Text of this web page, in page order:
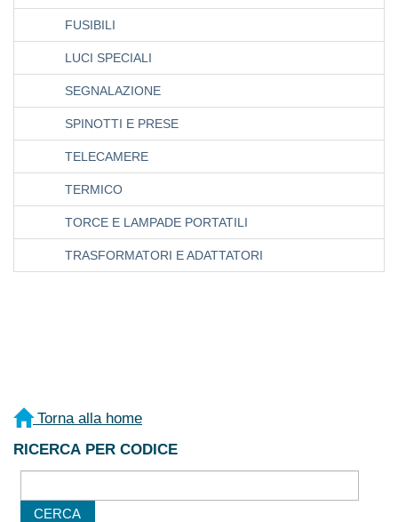
FUSIBILI
LUCI SPECIALI
SEGNALAZIONE
SPINOTTI E PRESE
TELECAMERE
TERMICO
TORCE E LAMPADE PORTATILI
TRASFORMATORI E ADATTATORI
Torna alla home
RICERCA PER CODICE